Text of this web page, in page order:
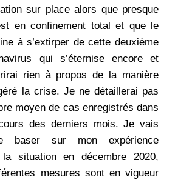
sur place alors que presque
en confinement total et que le
à s’extirper de cette deuxième
qui s’éternise encore et
rien à propos de la manière
la crise. Je ne détaillerai pas
moyen de cas enregistrés dans
des derniers mois. Je vais
baser sur mon expérience
situation en décembre 2020,
mesures sont en vigueur